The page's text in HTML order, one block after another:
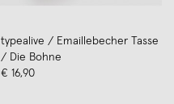
typealive / Emaillebecher Tasse
/ Die Bohne
€ 16,90